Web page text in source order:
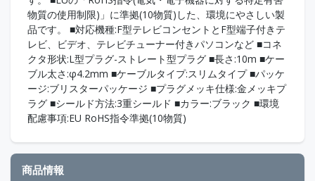
物質の使用制限)」に準拠(10物質)した、環境にやさしい製
品です。 ■対応機種:F型テレビコンセントとF型端子付きテ
レビ、ビデオ、テレビチューナー付きパソコンなど ■コネ
クタ形状:L型プラグ-ストレート型プラグ ■長さ:10m ■ケー
ブル太さ:φ4.2mm ■ケーブルタイプ:スリムタイプ ■パッケ
ージ:ブリスターパッケージ ■プラグメッキ仕様:金メッキプ
ラグ ■シールド方法:3重シールド ■カラー:ブラック ■環境
配慮事項:EU RoHS指令準拠(10物質)
商品情報